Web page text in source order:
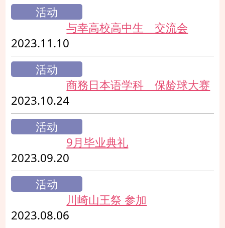
活动
与幸高校高中生 交流会
2023.11.10
活动
商務日本语学科 保龄球大赛
2023.10.24
活动
9月毕业典礼
2023.09.20
活动
川崎山王祭 参加
2023.08.06